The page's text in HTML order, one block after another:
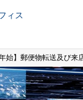
ィス
年始】郵便物転送及び